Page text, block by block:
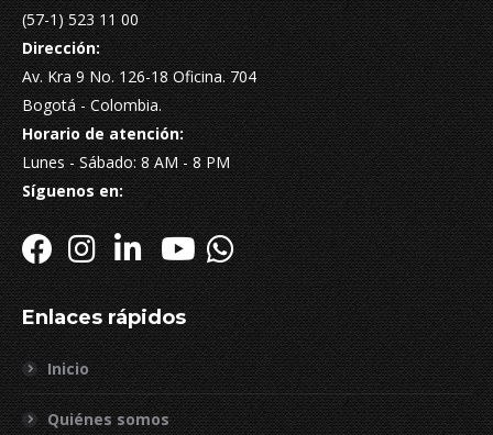
(57-1) 523 11 00
Dirección:
Av. Kra 9 No. 126-18 Oficina. 704
Bogotá - Colombia.
Horario de atención:
Lunes - Sábado: 8 AM - 8 PM
Síguenos en:
Enlaces rápidos
Inicio
Quiénes somos